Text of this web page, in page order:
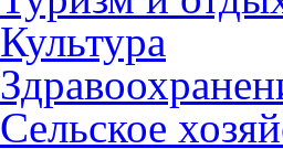
Культура
Сельское